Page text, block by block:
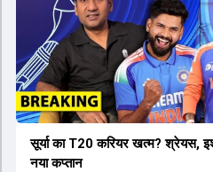
सूर्या का T20 करियर खत्म? श्रेयस,
नया कप्तान